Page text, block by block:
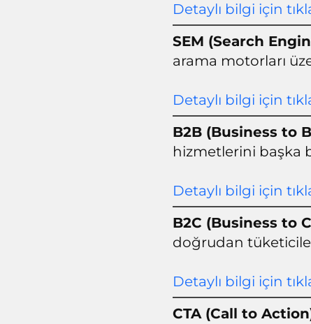
Detaylı bilgi için
SEM (Search
arama motorları
Detaylı bilgi için
B2B (Business to
hizmetlerini başka
Detaylı bilgi için
B2C (Business to
doğrudan
Detaylı bilgi için
CTA (Call to